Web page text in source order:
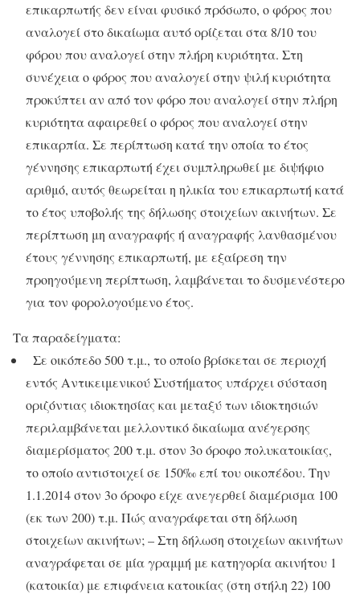
επικαρπωτής δεν είναι φυσικό πρόσωπο, ο φόρος που
αναλογεί στο δικαίωμα αυτό ορίζεται στα 8/10 του
φόρου που αναλογεί στην πλήρη κυριότητα. Στη
συνέχεια ο φόρος που αναλογεί στην ψιλή κυριότητα
προκύπτει αν από τον φόρο που αναλογεί στην πλήρη
κυριότητα αφαιρεθεί ο φόρος που αναλογεί στην
επικαρπία. Σε περίπτωση κατά την οποία το έτος
γέννησης επικαρπωτή έχει συμπληρωθεί με διψήφιο
αριθμό, αυτός θεωρείται η ηλικία του επικαρπωτή κατά
το έτος υποβολής της δήλωσης στοιχείων ακινήτων. Σε
περίπτωση μη αναγραφής ή αναγραφής λανθασμένου
έτους γέννησης επικαρπωτή, με εξαίρεση την
προηγούμενη περίπτωση, λαμβάνεται το δυσμενέστερο
για τον φορολογούμενο έτος.
Τα παραδείγματα:
Σε οικόπεδο 500 τ.μ., το οποίο βρίσκεται σε περιοχή
εντός Αντικειμενικού Συστήματος υπάρχει σύσταση
οριζόντιας ιδιοκτησίας και μεταξύ των ιδιοκτησιών
περιλαμβάνεται μελλοντικό δικαίωμα ανέγερσης
διαμερίσματος 200 τ.μ. στον 3ο όροφο πολυκατοικίας,
το οποίο αντιστοιχεί σε 150‰ επί του οικοπέδου. Την
1.1.2014 στον 3ο όροφο είχε ανεγερθεί διαμέρισμα 100
(εκ των 200) τ.μ. Πώς αναγράφεται στη δήλωση
στοιχείων ακινήτων; – Στη δήλωση στοιχείων ακινήτων
αναγράφεται σε μία γραμμή με κατηγορία ακινήτου 1
(κατοικία) με επιφάνεια κατοικίας (στη στήλη 22) 100